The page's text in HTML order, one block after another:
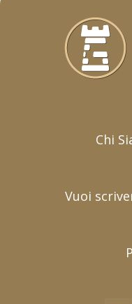
Chi
Vuoi